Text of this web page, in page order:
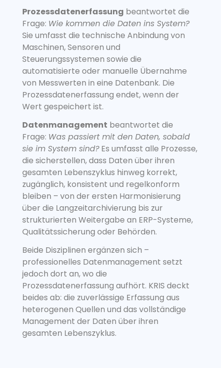
Prozessdatenerfassung beantwortet die
Frage: Wie kommen die Daten ins System?
Sie umfasst die technische Anbindung von
Maschinen, Sensoren und
Steuerungssystemen sowie die
automatisierte oder manuelle Übernahme
von Messwerten in eine Datenbank. Die
Prozessdatenerfassung endet, wenn der
Wert gespeichert ist.
Datenmanagement beantwortet die
Frage: Was passiert mit den Daten, sobald
sie im System sind?Es umfasst alle Prozesse,
die sicherstellen, dass Daten über ihren
gesamten Lebenszyklus hinweg korrekt,
zugänglich, konsistent und regelkonform
bleiben – von der ersten Harmonisierung
über die Langzeitarchivierung bis zur
strukturierten Weitergabe an ERP-Systeme,
Qualitätssicherung oder Behörden.
Beide Disziplinen ergänzen sich –
professionelles Datenmanagement setzt
jedoch dort an, wo die
Prozessdatenerfassung aufhört. KRIS deckt
beides ab: die zuverlässige Erfassung aus
heterogenen Quellen und das vollständige
Management der Daten über ihren
gesamten Lebenszyklus.